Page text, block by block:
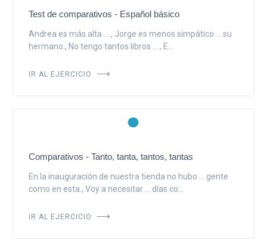
Test de comparativos - Español básico
Andrea es más alta ...., Jorge es menos simpático ... su
hermano., No tengo tantos libros ...., E...
IR AL EJERCICIO
Comparativos - Tanto, tanta, tantos, tantas
En la inauguración de nuestra tienda no hubo ... gente
como en esta., Voy a necesitar ... días co...
IR AL EJERCICIO